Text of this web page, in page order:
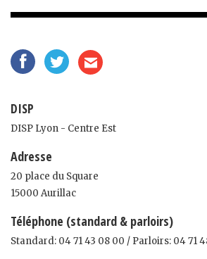
DISP
DISP Lyon - Centre Est
Adresse
20 place du Square
15000 Aurillac
Téléphone (standard & parloirs)
Standard: 04 71 43 08 00 / Parloirs: 04 71